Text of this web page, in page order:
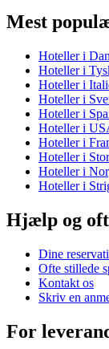
Mest
Hoteller i
Hoteller i
Hoteller i
Hoteller i
Hoteller i
Hoteller i
Hoteller i
Hoteller i
Hoteller i
Hoteller i
Hjælp og
Dine
Ofte stillede
Kontakt os
Skriv en
For